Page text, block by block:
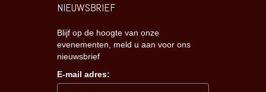
NIEUWSBRIEF
Blijf op de hoogte van onze
evenementen, meld u aan voor ons
nieuwsbrief
E-mail adres: